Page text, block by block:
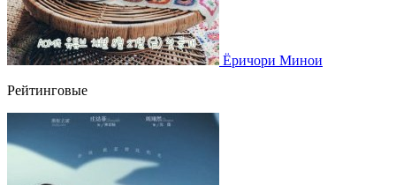
Ёричори Минои
Рейтинговые